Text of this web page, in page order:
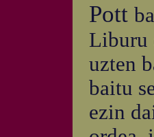
Pott
Liburu
uzten
baitu
ezin